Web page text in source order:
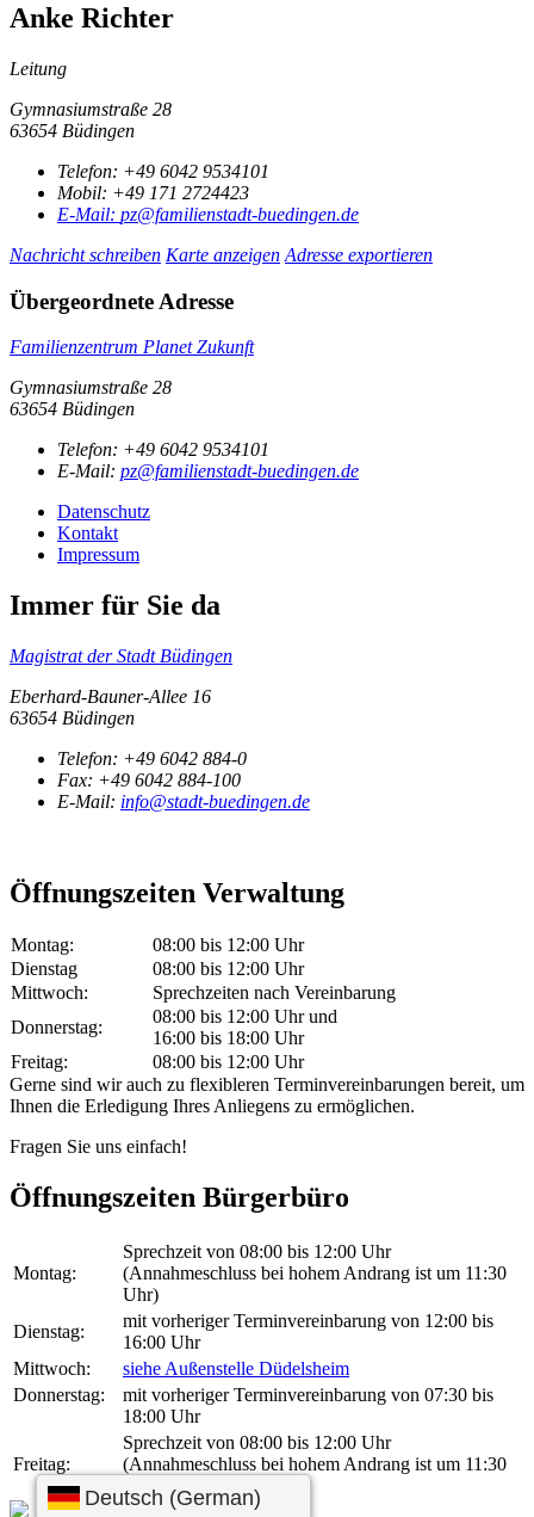
Anke Richter
Leitung
Gymnasiumstraße 28
63654 Büdingen
Telefon: +49 6042 9534101
Mobil: +49 171 2724423
E-Mail: pz@familienstadt-buedingen.de
Nachricht schreiben Karte anzeigen Adresse exportieren
Übergeordnete Adresse
Familienzentrum Planet Zukunft
Gymnasiumstraße 28
63654 Büdingen
Telefon: +49 6042 9534101
E-Mail: pz@familienstadt-buedingen.de
Datenschutz
Kontakt
Impressum
Immer für Sie da
Magistrat der Stadt Büdingen
Eberhard-Bauner-Allee 16
63654 Büdingen
Telefon: +49 6042 884-0
Fax: +49 6042 884-100
E-Mail: info@stadt-buedingen.de
Öffnungszeiten Verwaltung
Montag:
08:00 bis 12:00 Uhr
Dienstag
08:00 bis 12:00 Uhr
Mittwoch:
Sprechzeiten nach Vereinbarung
Donnerstag:
08:00 bis 12:00 Uhr und
16:00 bis 18:00 Uhr
Freitag:
08:00 bis 12:00 Uhr
Gerne sind wir auch zu flexibleren Terminvereinbarungen bereit, um
Ihnen die Erledigung Ihres Anliegens zu ermöglichen.
Fragen Sie uns einfach!
Öffnungszeiten Bürgerbüro
Montag:
Sprechzeit von 08:00 bis 12:00 Uhr
(Annahmeschluss bei hohem Andrang ist um 11:30
Uhr)
Dienstag:
mit vorheriger Terminvereinbarung von 12:00 bis
16:00 Uhr
Mittwoch:
siehe Außenstelle Düdelsheim
Donnerstag:
mit vorheriger Terminvereinbarung von 07:30 bis
18:00 Uhr
Freitag:
Sprechzeit von 08:00 bis 12:00 Uhr
(Annahmeschluss bei hohem Andrang ist um 11:30
Uhr)